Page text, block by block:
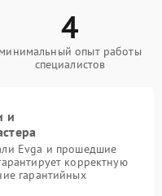
4
минимальный опыт работы
специалистов
и
Evga и прошедшие
корректную
гарантийных